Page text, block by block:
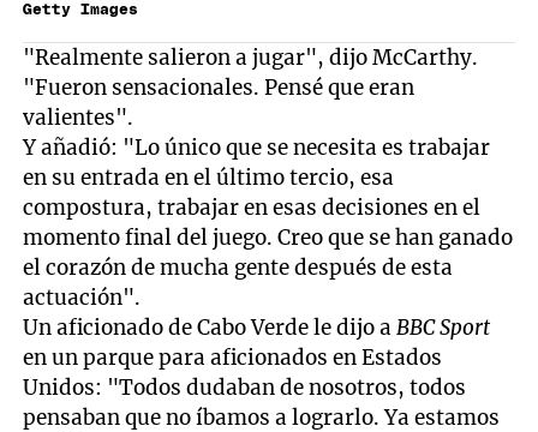
Getty Images
"Realmente salieron a jugar", dijo McCarthy.
"Fueron sensacionales. Pensé que eran
valientes".
Y añadió: "Lo único que se necesita es trabajar
en su entrada en el último tercio, esa
compostura, trabajar en esas decisiones en el
momento final del juego. Creo que se han ganado
el corazón de mucha gente después de esta
actuación".
Un aficionado de Cabo Verde le dijo aBBC Sport
en un parque para aficionados en Estados
Unidos: "Todos dudaban de nosotros, todos
pensaban que no íbamos a lograrlo. Ya estamos